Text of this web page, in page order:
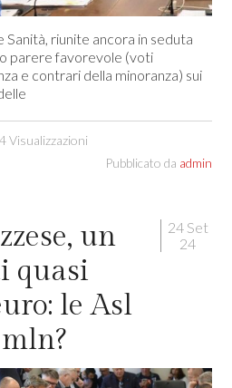
Sanità, riunite ancora in seduta
parere favorevole (voti
e contrari della minoranza) sui
Visualizzazioni
Pubblicato da admin
24 Set
24
un
quasi
le Asl